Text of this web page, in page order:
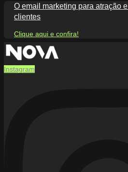
O email marketing para atração
clientes
Clique aqui e confira!
Instagram